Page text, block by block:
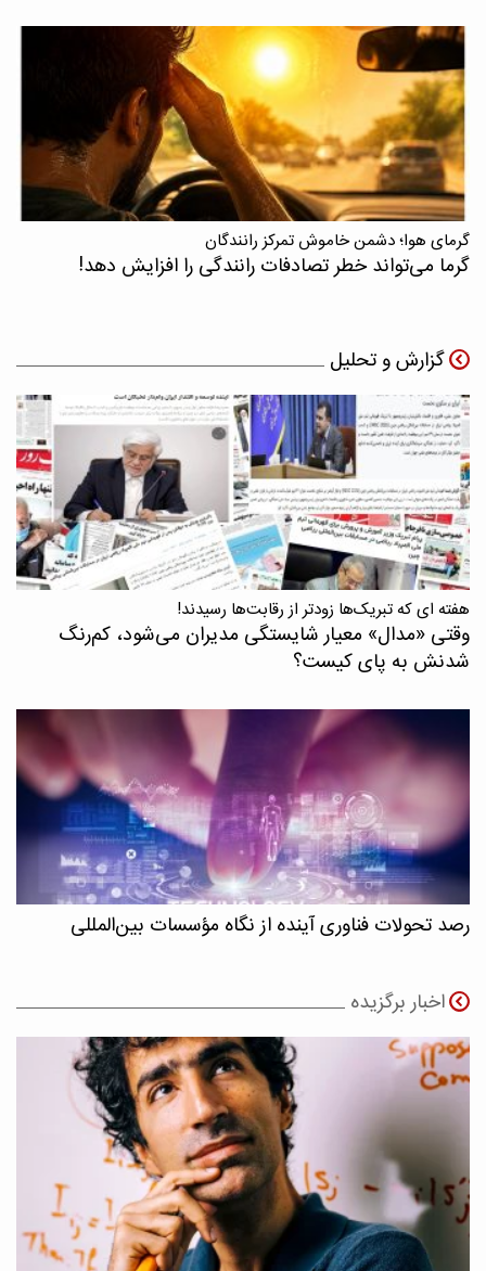
گرمای هوا؛ دشمن خاموش تمرکز رانندگان
گرما می‌تواند خطر تصادفات رانندگی را افزایش دهد!
گزارش و تحلیل
هفته ای که تبریک‌ها زودتر از رقابت‌ها رسیدند!
وقتی «مدال‌» معیار شایستگی مدیران می‌شود، کم‌رنگ
شدنش به پای کیست؟
رصد تحولات فناوری آینده از نگاه مؤسسات بین‌المللی
اخبار برگزیده